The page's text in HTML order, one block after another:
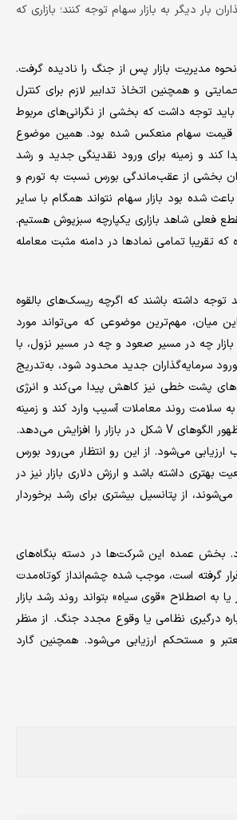
بار دیگر به بازار سهام توجه کنند؛ بازاری که
مدیریت بازار پس از جنگ را نادیده گرفت.
و همچنین اتخاذ تدابیر لازم برای کنترل
باید توجه داشت که بخشی از نگرانی‌های مربوط
قیمت سهام منعکس شده بود. همین موضوع
کند و زمینه برای ورود نقدینگی جدید و رشد
بخشی از عقب‌ماندگی بورس نسبت به تورم و
شده بود بازار سهام نتواند همگام با سایر
فعلی شاهد بازاری یکپارچه سبزپوش هستیم.
تقریبا تمامی نمادها در دامنه مثبت معامله
توجه داشته باشند که اگرچه ریسک‌های بالقوه
میان، مهم‌ترین موضوعی که می‌تواند مورد
بازار چه در مسیر صعود و چه در مسیر نزول، با
جدید محدود شود، به‌تدریج
پشت خطی نیز کاهش پیدا می‌کند و انرژی
سلامت روند معاملات آسیب وارد کند و زمینه
شکل‌گیری هیجانات کاذب در سمت خرید و فروش را فراهم آورد؛ اتفاقی که در نهایت احتمال ظهور الگوهای V شکل در بازار را افزایش می‌دهد.
می‌شود. از این رو انتظار می‌رود بورس
بهتری داشته باشد و ارزش دلاری بازار نیز در
از پتانسیل بیشتری برای رشد برخوردار
بخش عمده این شرکت‌ها در دسته بنگاه‌های
گرفته است، موجب شده چشم‌انداز کوتاه‌مدت
به اصطلاح «قوی سیاه» بتواند روند رشد بازار
درگیری نظامی یا وقوع مجدد جنگ. از منظر
حمایتی معتبر و مستحکم ارزیابی می‌شود. همچنین گارد